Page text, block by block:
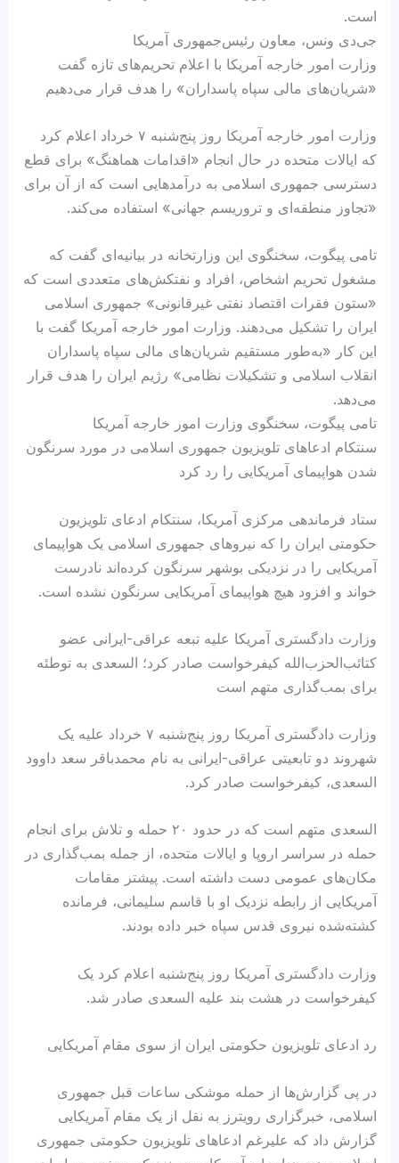
است.
جی‌دی ونس، معاون رئیس‌جمهوری آمریکا
وزارت امور خارجه آمریکا با اعلام تحریم‌های تازه گفت
«شریان‌های مالی سپاه پاسداران» را هدف قرار می‌دهیم
وزارت امور خارجه آمریکا روز پنج‌شنبه ۷ خرداد اعلام کرد
که ایالات متحده در حال انجام «اقدامات هماهنگ» برای قطع
دسترسی جمهوری اسلامی به درآمدهایی است که از آن برای
«تجاوز منطقه‌ای و تروریسم جهانی» استفاده می‌کند.
تامی پیگوت، سخنگوی این وزارتخانه در بیانیه‌ای گفت که
مشغول تحریم اشخاص، افراد و نفتکش‌های متعددی است که
«ستون فقرات اقتصاد نفتی غیرقانونی» جمهوری اسلامی
ایران را تشکیل می‌دهند. وزارت امور خارجه آمریکا گفت با
این کار «به‌طور مستقیم شریان‌های مالی سپاه پاسداران
انقلاب اسلامی و تشکیلات نظامی» رژیم ایران را هدف قرار
می‌دهد.
تامی پیگوت، سخنگوی وزارت امور خارجه آمریکا
سنتکام ادعاهای تلویزیون جمهوری اسلامی در مورد سرنگون
شدن هواپیمای آمریکایی را رد کرد
ستاد فرماندهی مرکزی آمریکا، سنتکام ادعای تلویزیون
حکومتی ایران را که نیروهای جمهوری اسلامی یک هواپیمای
آمریکایی را در نزدیکی بوشهر سرنگون کرده‌اند نادرست
خواند و افزود هیچ هواپیمای آمریکایی سرنگون نشده است.
وزارت دادگستری آمریکا علیه تبعه عراقی-ایرانی عضو
کتائب‌الحزب‌الله کیفرخواست صادر کرد؛ السعدی به توطئه
برای بمب‌گذاری متهم است
وزارت دادگستری آمریکا روز پنج‌شنبه ۷ خرداد علیه یک
شهروند دو تابعیتی عراقی-ایرانی به نام محمدباقر سعد داوود
السعدی، کیفرخواست صادر کرد.
السعدی متهم است که در حدود ۲۰ حمله و تلاش برای انجام
حمله در سراسر اروپا و ایالات متحده، از جمله بمب‌گذاری در
مکان‌های عمومی دست داشته است. پیشتر مقامات
آمریکایی از رابطه نزدیک او با قاسم سلیمانی، فرمانده
کشته‌شده نیروی قدس سپاه خبر داده بودند.
وزارت دادگستری آمریکا روز پنج‌شنبه اعلام کرد یک
کیفرخواست در هشت بند علیه السعدی صادر شد.
رد ادعای تلویزیون حکومتی ایران از سوی مقام آمریکایی
در پی گزارش‌ها از حمله موشکی ساعات قبل جمهوری
اسلامی، خبرگزاری رویترز به نقل از یک مقام آمریکایی
گزارش داد که علیرغم ادعاهای تلویزیون حکومتی جمهوری